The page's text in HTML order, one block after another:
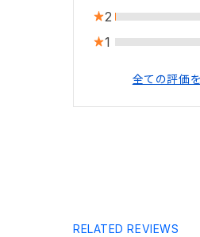
2
1
全ての評価
RELATED REVIEWS